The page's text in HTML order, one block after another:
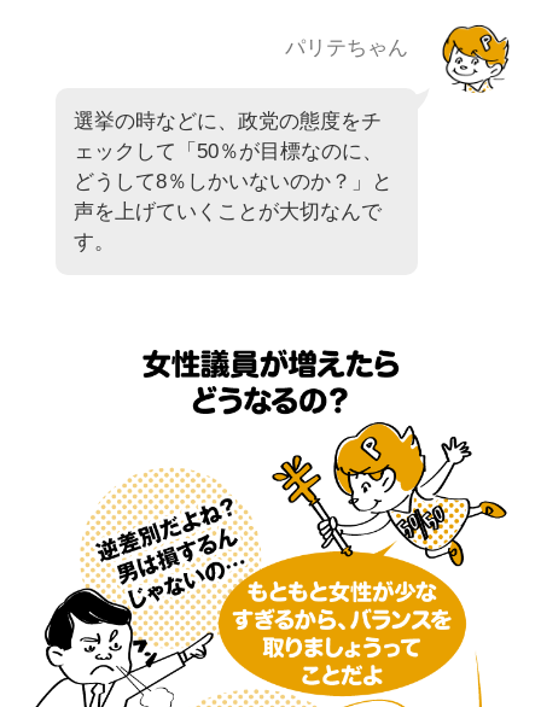
パリテちゃん
選挙の時などに、政党の態度をチ
ェックして「50％が目標なのに、
どうして8％しかいないのか？」と
声を上げていくことが大切なんで
す。